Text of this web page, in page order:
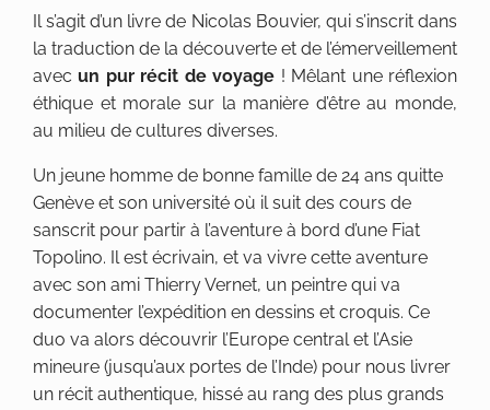
Il s’agit d’un livre de Nicolas Bouvier, qui s’inscrit dans
la traduction de la découverte et de l’émerveillement
avecun pur récit de voyage ! Mêlant une réflexion
éthique et morale sur la manière d’être au monde,
au milieu de cultures diverses.
Un jeune homme de bonne famille de 24 ans quitte
Genève et son université où il suit des cours de
sanscrit pour partir à l’aventure à bord d’une Fiat
Topolino. Il est écrivain, et va vivre cette aventure
avec son ami Thierry Vernet, un peintre qui va
documenter l’expédition en dessins et croquis. Ce
duo va alors découvrir l’Europe central et l’Asie
mineure (jusqu’aux portes de l’Inde) pour nous livrer
un récit authentique, hissé au rang des plus grands